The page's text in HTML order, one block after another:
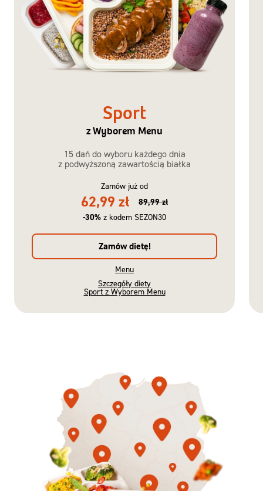
Sport
z Wyborem Menu
15 dań do wyboru każdego dnia
z podwyższoną zawartością białka
Zamów już od
62,99 zł
89,99 zł
-30% z kodem SEZON30
Zamów dietę!
Menu
Szczegóły diety
Sport z Wyborem Menu